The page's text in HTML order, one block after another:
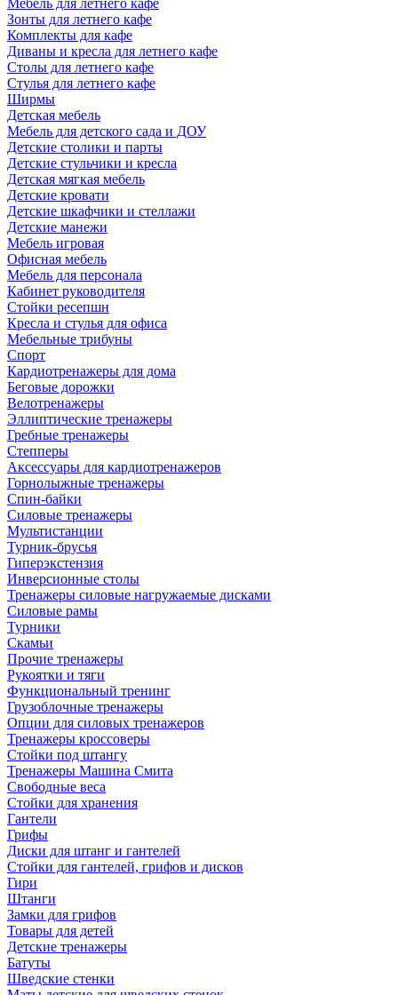
Мебель для летнего кафе
Зонты для летнего кафе
Комплекты для кафе
Диваны и кресла для летнего кафе
Столы для летнего кафе
Стулья для летнего кафе
Ширмы
Детская мебель
Мебель для детского сада и ДОУ
Детские столики и парты
Детские стульчики и кресла
Детская мягкая мебель
Детские кровати
Детские шкафчики и стеллажи
Детские манежи
Мебель игровая
Офисная мебель
Мебель для персонала
Кабинет руководителя
Стойки ресепшн
Кресла и стулья для офиса
Мебельные трибуны
Спорт
Кардиотренажеры для дома
Беговые дорожки
Велотренажеры
Эллиптические тренажеры
Гребные тренажеры
Степперы
Аксессуары для кардиотренажеров
Горнолыжные тренажеры
Спин-байки
Силовые тренажеры
Мультистанции
Турник-брусья
Гиперэкстензия
Инверсионные столы
Тренажеры силовые нагружаемые дисками
Силовые рамы
Турники
Скамьи
Прочие тренажеры
Рукоятки и тяги
Функциональный тренинг
Грузоблочные тренажеры
Опции для силовых тренажеров
Тренажеры кроссоверы
Стойки под штангу
Тренажеры Машина Смита
Свободные веса
Стойки для хранения
Гантели
Грифы
Диски для штанг и гантелей
Стойки для гантелей, грифов и дисков
Гири
Штанги
Замки для грифов
Товары для детей
Детские тренажеры
Батуты
Шведские стенки